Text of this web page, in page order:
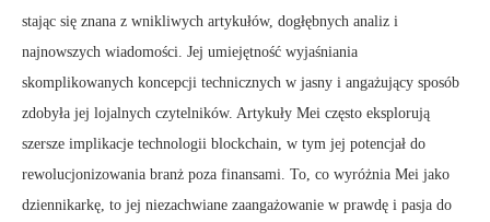
stając się znana z wnikliwych artykułów, dogłębnych analiz i
najnowszych wiadomości. Jej umiejętność wyjaśniania
skomplikowanych koncepcji technicznych w jasny i angażujący sposób
zdobyła jej lojalnych czytelników. Artykuły Mei często eksplorują
szersze implikacje technologii blockchain, w tym jej potencjał do
rewolucjonizowania branż poza finansami. To, co wyróżnia Mei jako
dziennikarkę, to jej niezachwiane zaangażowanie w prawdę i pasja do